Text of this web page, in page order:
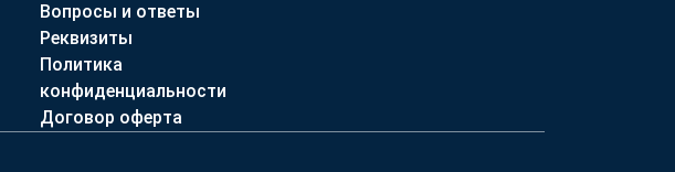
Вопросы и ответы
Реквизиты
Политика
конфиденциальности
Договор оферта